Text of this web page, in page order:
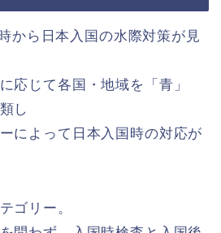
から日本入国の水際対策が見
応じて各国・地域を「青」
し
によって日本入国時の対応が
ゴリー。